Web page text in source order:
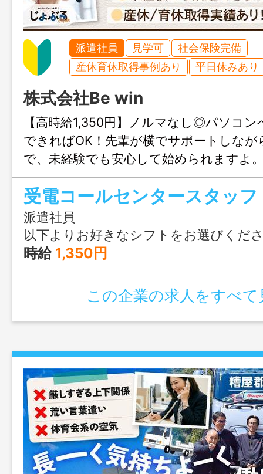
派遣社員 見学可
社会保険完備
産休育休取得事例あり
平日休みあり
株式会社Be win
【高時給1,350円】ノルマなし◎パソコン
できればOK！先輩が横でサポートしなが
で、未経験でも安心して始められますよ
も大歓迎、まずはじょぶる福岡までお気
さい。
受電コールセンタースタッフ
派遣社員
以下よりお好きなシフトをお選びください♪ ①10:00～16:00（実働6時間） ②09:00〜14:00（実働5時間） ③09:00〜15:00（実働6時間 ※休憩なし)or(実働5時間 ※休憩あり） ④09:00〜16:00（
時給 1,350円
この企業の求人をすべて